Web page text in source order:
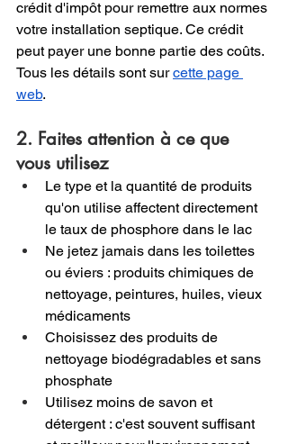
crédit d'impôt pour remettre aux normes
votre installation septique. Ce crédit
peut payer une bonne partie des coûts.
Tous les détails sont sur cette page
web.
2. Faites attention à ce que
vous utilisez
Le type et la quantité de produits
qu'on utilise affectent directement
le taux de phosphore dans le lac
Ne jetez jamais dans les toilettes
ou éviers : produits chimiques de
nettoyage, peintures, huiles, vieux
médicaments
Choisissez des produits de
nettoyage biodégradables et sans
phosphate
Utilisez moins de savon et
détergent : c'est souvent suffisant